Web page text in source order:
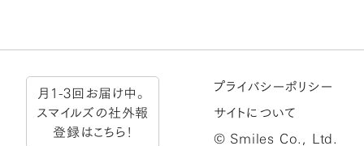
月1-3回お届け中。
スマイルズの社外報
登録はこちら！
プライバシーポリシー
サイトについて
© Smiles Co., Ltd.